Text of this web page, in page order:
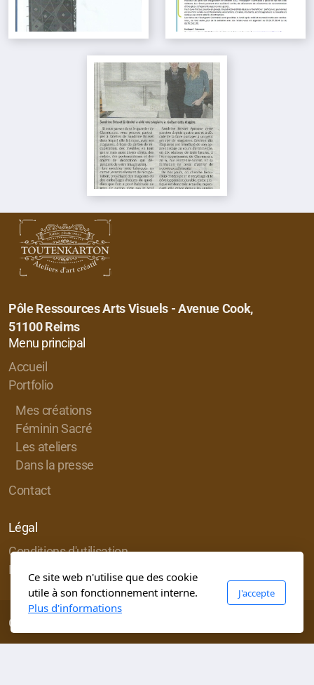
Pôle Ressources Arts Visuels - Avenue Cook,
51100 Reims
Menu principal
Accueil
Portfolio
Mes créations
Féminin Sacré
Les ateliers
Dans la presse
Contact
Légal
Conditions d'utilisation
Politique de confidentialité
Copyright DRSM , tous droits réservés
Ce site web n'utilise que des cookie
utile à son fonctionnement interne.
Plus d'informations
J'accepte